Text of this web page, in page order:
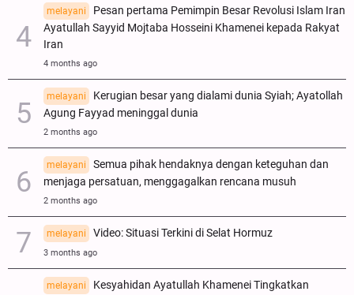
melayani
Pesan pertama Pemimpin Besar Revolusi Islam Iran
Ayatullah Sayyid Mojtaba Hosseini Khamenei kepada Rakyat
Iran
4 months ago
melayani
Kerugian besar yang dialami dunia Syiah; Ayatollah
Agung Fayyad meninggal dunia
2 months ago
melayani
Semua pihak hendaknya dengan keteguhan dan
menjaga persatuan, menggagalkan rencana musuh
2 months ago
melayani Video: Situasi Terkini di Selat Hormuz
3 months ago
melayani
Kesyahidan Ayatullah Khamenei Tingkatkan